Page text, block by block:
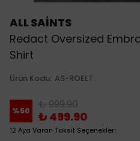
ALL SAİNTS
Redact Oversized
Shirt
Ürün Kodu: AS-ROELT
%50 ₺ 999.90
₺ 499.90
12 Aya Varan Taksit Seçenekleri